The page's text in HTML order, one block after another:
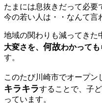
たまには息抜きだって必要
今の若い人は・・なんて言
地域の関わりも減ってきた
大変さを、 何故わかっても
す。
このたび川崎市でオープン
キラキラすることで、子
っています。